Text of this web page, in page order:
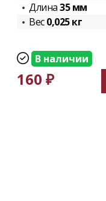
Длина35 мм
Вес0,025 кг
В наличии
160 ₽